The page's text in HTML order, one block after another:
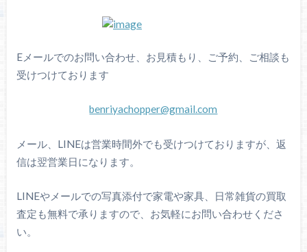
Eメールでのお問い合わせ、お見積もり、ご予約、ご相談も
受けつけております
benriyachopper@gmail.com
メール、LINEは営業時間外でも受けつけておりますが、返
信は翌営業日になります。
LINEやメールでの写真添付で家電や家具、日常雑貨の買取
査定も無料で承りますので、お気軽にお問い合わせくださ
い。